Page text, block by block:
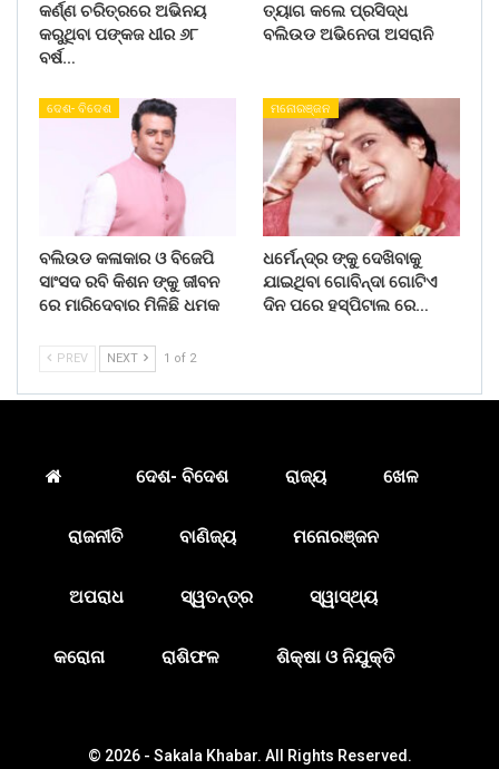
କର୍ଣ୍ଣ ଚରିତ୍ରରେ ଅଭିନୟ
କରୁଥିବା ପଙ୍କଜ ଧୀର ୬୮
ବର୍ଷ…
ତ୍ୟାଗ କଲେ ପ୍ରସିଦ୍ଧ
ବଲିଉଡ ଅଭିନେତା ଅସରାନି
ଦେଶ- ବିଦେଶ
ବଲିଉଡ କଳାକାର ଓ ବିଜେପି
ସାଂସଦ ରବି କିଶନ ଙ୍କୁ ଜୀବନ
ରେ ମାରିଦେବାର ମିଳିଛି ଧମକ
ମନୋରଞ୍ଜନ
ଧର୍ମେନ୍ଦ୍ର ଙ୍କୁ ଦେଖିବାକୁ
ଯାଇଥିବା ଗୋବିନ୍ଦା ଗୋଟିଏ
ଦିନ ପରେ ହସ୍ପିଟାଲ ରେ…
PREV NEXT 1 of 2
ଦେଶ- ବିଦେଶ ରାଜ୍ୟ ଖେଳ
ରାଜନୀତି ବାଣିଜ୍ୟ ମନୋରଞ୍ଜନ
ଅପରାଧ ସ୍ୱତନ୍ତ୍ର ସ୍ୱାସ୍ଥ୍ୟ
କରୋନା ରାଶିଫଳ ଶିକ୍ଷା ଓ ନିଯୁକ୍ତି
© 2026 - Sakala Khabar. All Rights Reserved.